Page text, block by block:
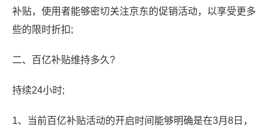
补贴，使用者能够密切关注京东的促销活动，以享受更多
些的限时折扣;
二、百亿补贴维持多久?
持续24小时;
1、当前百亿补贴活动的开启时间能够明确是在3月8日，